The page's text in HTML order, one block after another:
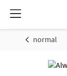
normal